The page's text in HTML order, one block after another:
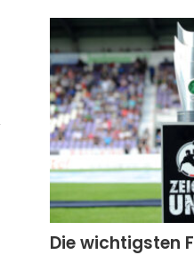
Die wichtigsten